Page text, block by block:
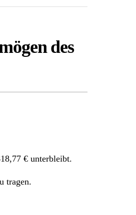
des
€ unterbleibt.
tragen.